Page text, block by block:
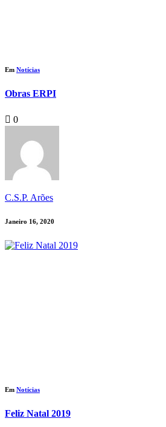
Em Notícias
Obras ERPI
0
C.S.P. Arões
Janeiro 16, 2020
Em Notícias
Feliz Natal 2019